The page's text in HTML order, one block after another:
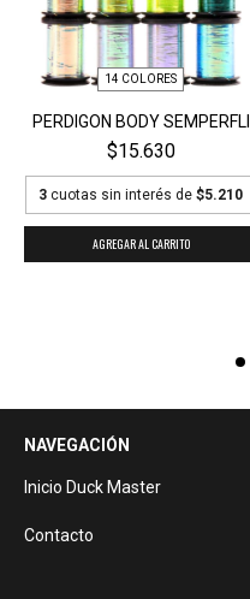
14 COLORES
PERDIGON BODY SEMPERFLI
$15.630
3 cuotas sin interés de $5.210
AGREGAR AL CARRITO
NAVEGACIÓN
Inicio Duck Master
Contacto